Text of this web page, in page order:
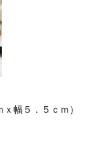
幅５．５ｃｍ）